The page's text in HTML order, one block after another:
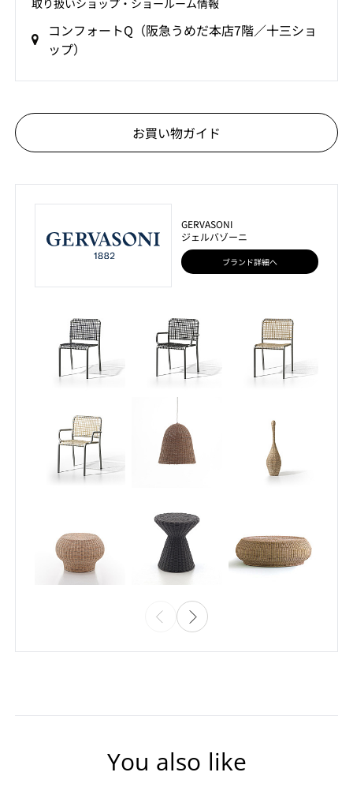
取り扱いショップ‧ショールーム情報
コンフォートQ（阪急うめだ本店7階／十三ショ
ップ）
お買い物ガイド
GERVASONI
ジェルバゾーニ
ブランド詳細へ
You also like